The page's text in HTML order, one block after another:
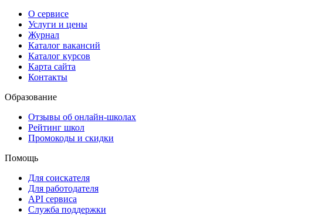
О сервисе
Услуги и цены
Журнал
Каталог вакансий
Каталог курсов
Карта сайта
Контакты
Образование
Отзывы об онлайн-школах
Рейтинг школ
Промокоды и скидки
Помощь
Для соискателя
Для работодателя
API сервиса
Служба поддержки